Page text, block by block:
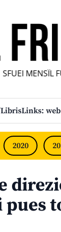
MENSÎL
Links:
2020